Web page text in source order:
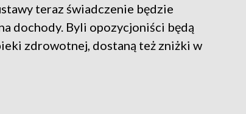
teraz świadczenie będzie
dochody. Byli opozycjoniści będą
zdrowotnej, dostaną też zniżki w